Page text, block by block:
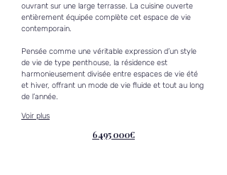
ouvrant sur une large terrasse. La cuisine ouverte
entièrement équipée complète cet espace de vie
contemporain.
Pensée comme une véritable expression d’un style
de vie de type penthouse, la résidence est
harmonieusement divisée entre espaces de vie été
et hiver, offrant un mode de vie fluide et tout au long
de l’année.
Voir plus
6 495 000€